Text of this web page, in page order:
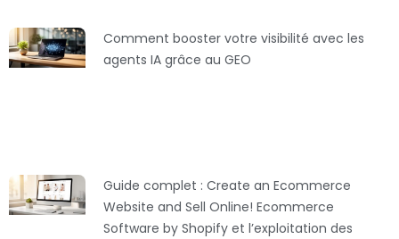
Comment booster votre visibilité avec les
agents IA grâce au GEO
Guide complet : Create an Ecommerce
Website and Sell Online! Ecommerce
Software by Shopify et l’exploitation des